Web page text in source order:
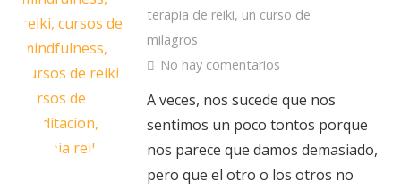
terapia de reiki, un curso de
milagros
No hay comentarios
A veces, nos sucede que nos
sentimos un poco tontos porque
nos parece que damos demasiado,
pero que el otro o los otros no